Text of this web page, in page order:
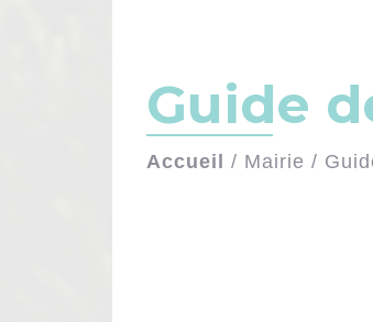
Guide
Accueil / Mairie /